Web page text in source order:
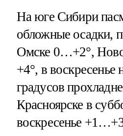
На юге Сибири
обложные осадки,
Омске 0…+2°,
+4°, в воскресенье
градусов
Красноярске в
воскресенье